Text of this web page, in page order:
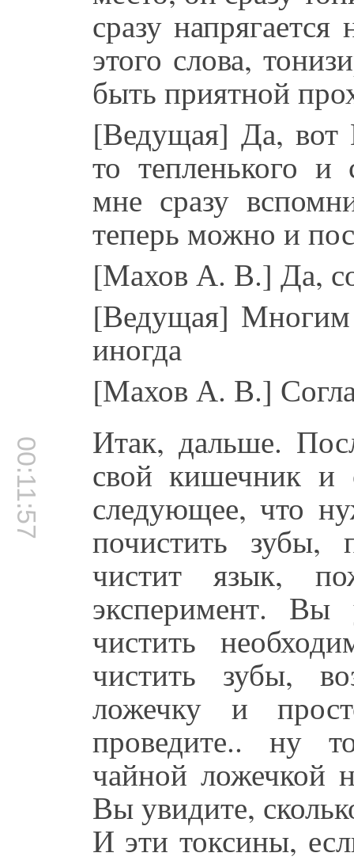
сразу
этого слова,
быть приятной
[Ведущая] Да, вот
то тепленького и
мне сразу
теперь можно и
[Махов А. В.] Да,
[Ведущая] Многим
иногда
[Махов А. В.]
00:11:57 Итак, дальше.
свой кишечник и
следующее, что
почистить зубы,
чистит язык,
эксперимент.
чистить
чистить зубы,
ложечку и
проведите.. ну
чайной ложечкой
Вы увидите,
И эти токсины,